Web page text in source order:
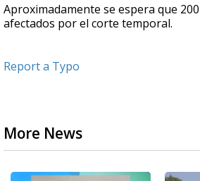
Aproximadamente se espera que
afectados por el corte temporal.
Report a Typo
More News